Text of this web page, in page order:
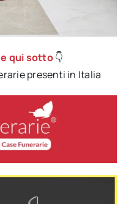
qui sotto👇​
presenti in Italia